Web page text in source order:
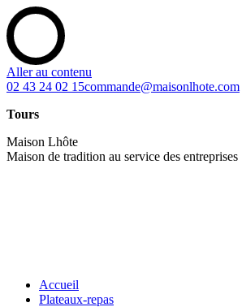
Aller au contenu
02 43 24 02 15commande@maisonlhote.com
Tours
Maison Lhôte
Maison de tradition au service des entreprises
Accueil
Plateaux-repas